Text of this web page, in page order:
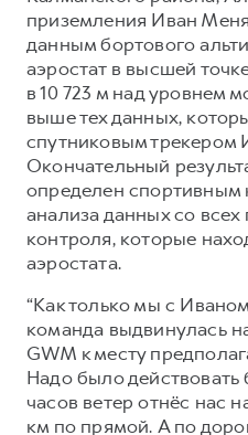
приземления Иван
данным бортового
аэростат в высшей
в 10 723 м над уровнем
выше тех данных,
спутниковым трекером
Окончательный
определен спортивным
анализа данных со
контроля, которые
аэростата.
“Как только мы c
команда выдвинулась
GWM к месту
Надо было действовать
часов ветер отнёс нас
км по прямой. А по